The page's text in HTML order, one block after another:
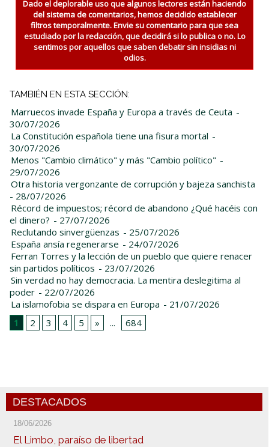
Dado el deplorable uso que algunos lectores están haciendo
del sistema de comentarios, hemos decidido establecer
filtros temporalmente. Envie su comentario para que sea
estudiado por la redacción, que decidirá si lo publica o no. Lo
sentimos por aquellos que saben debatir sin insidias ni
odios.
TAMBIÉN EN ESTA SECCIÓN:
Marruecos invade España y Europa a través de Ceuta -
30/07/2026
La Constitución española tiene una fisura mortal -
30/07/2026
Menos "Cambio climático" y más "Cambio político" -
29/07/2026
Otra historia vergonzante de corrupción y bajeza sanchista
- 28/07/2026
Récord de impuestos; récord de abandono ¿Qué hacéis con
el dinero? - 27/07/2026
Reclutando sinvergüenzas - 25/07/2026
España ansía regenerarse - 24/07/2026
Ferran Torres y la lección de un pueblo que quiere renacer
sin partidos políticos - 23/07/2026
Sin verdad no hay democracia. La mentira deslegitima al
poder - 22/07/2026
La islamofobia se dispara en Europa - 21/07/2026
1
2 3 4 5 » ... 684
DESTACADOS
18/06/2026
El Limbo, paraíso de libertad